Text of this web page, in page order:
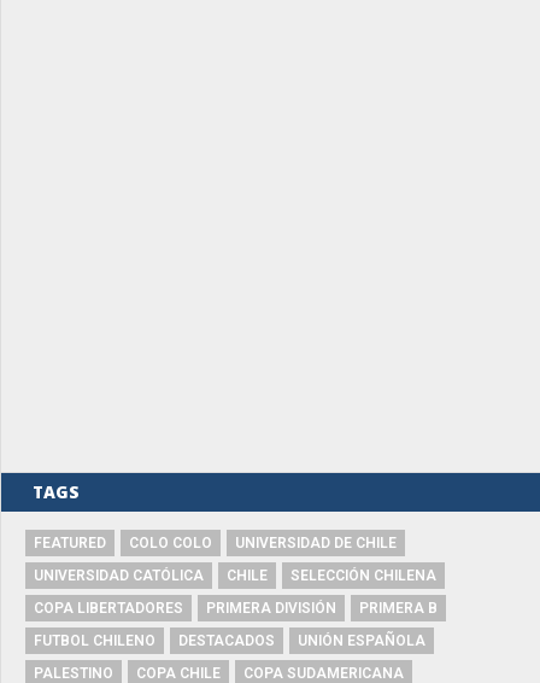
TAGS
FEATURED COLO COLO
UNIVERSIDAD DE CHILE
UNIVERSIDAD CATÓLICA
CHILE
SELECCIÓN CHILENA
COPA LIBERTADORES
PRIMERA DIVISIÓN
PRIMERA B
FUTBOL CHILENO
DESTACADOS
UNIÓN ESPAÑOLA
PALESTINO
COPA CHILE
COPA SUDAMERICANA